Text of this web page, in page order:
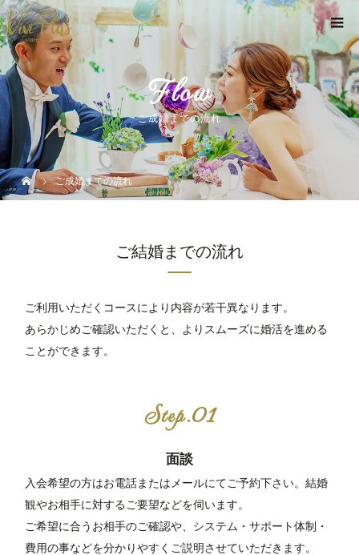
Flow
ご成婚までの流れ
ご成婚までの流れ
ご結婚までの流れ
ご利用いただくコースにより内容が若干異なります。
あらかじめご確認いただくと、よりスムーズに婚活を進める
ことができます。
面談
入会希望の方はお電話またはメールにてご予約下さい。結婚
観やお相手に対するご要望などを伺います。
ご希望に合うお相手のご確認や、システム・サポート体制・
費用の事などを分かりやすくご説明させていただきます。